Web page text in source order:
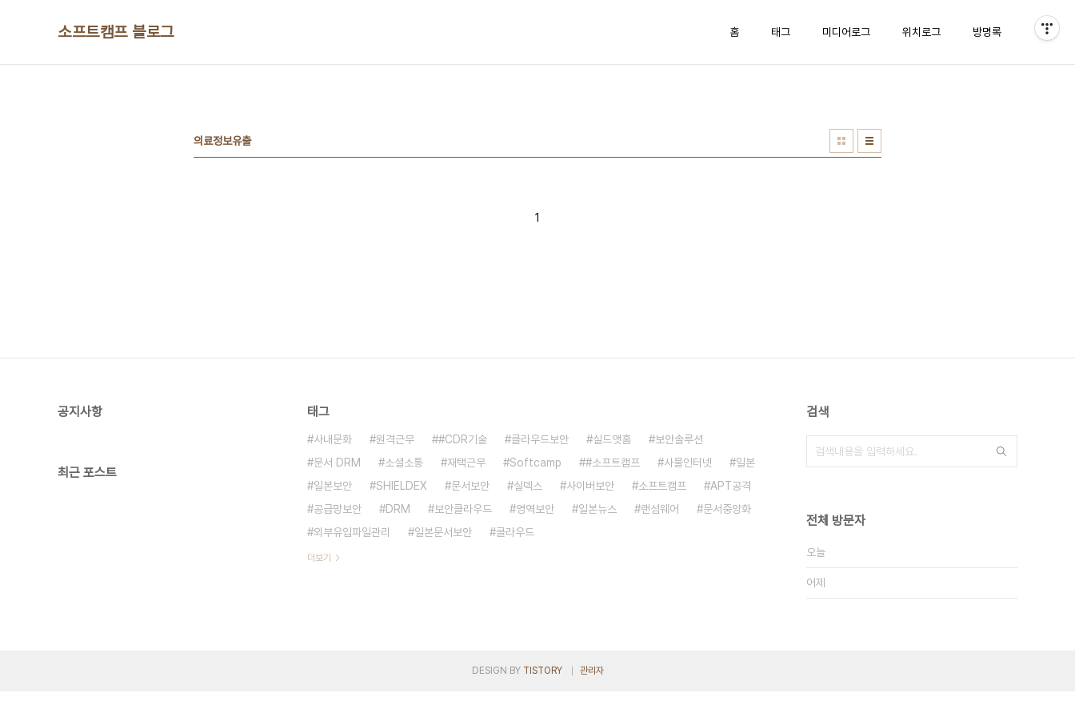
소프트캠프 블로그 홈 태그 미디어로그 위치로그 방명록
의료정보유출
1
공지사항
최근 포스트
태그
사내문화 원격근무 #CDR기술 클라우드보안 실드앳홈
보안솔루션
문서 DRM
소셜소통 재택근무 Softcamp #소프트캠프 사물인터넷
일본
일본보안
SHIELDEX 문서보안 실덱스 사이버보안 소프트캠프
APT공격
공급망보안
DRM 보안클라우드 영역보안 일본뉴스 랜섬웨어
문서중앙화
외부유입파일관리
일본문서보안 클라우드
더보기
검색
전체 방문자
오늘
어제
DESIGN BY TISTORY 관리자